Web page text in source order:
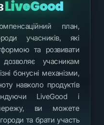
LiveGood
план,
учасників, які
та розвивати
учасникам
бонусні механізми,
навколо продуктів
LiveGood і
ви можете
та брати участь